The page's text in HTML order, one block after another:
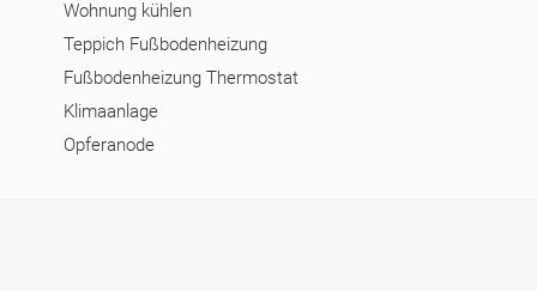
Wohnung kühlen
Teppich Fußbodenheizung
Fußbodenheizung Thermostat
Klimaanlage
Opferanode